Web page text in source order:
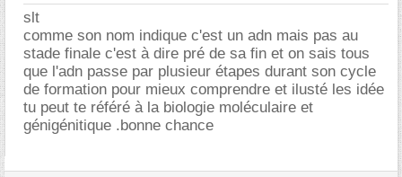
slt
comme son nom indique c'est un adn mais pas au
stade finale c'est à dire pré de sa fin et on sais tous
que l'adn passe par plusieur étapes durant son cycle
de formation pour mieux comprendre et ilusté les idée
tu peut te référé à la biologie moléculaire et
génigénitique .bonne chance